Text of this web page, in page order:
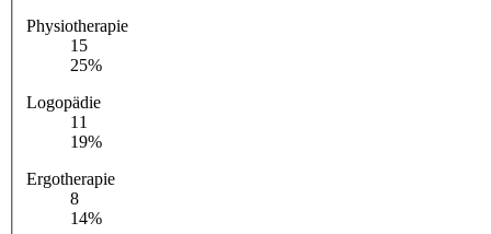
Physiotherapie
15
25%
Logopädie
11
19%
Ergotherapie
8
14%